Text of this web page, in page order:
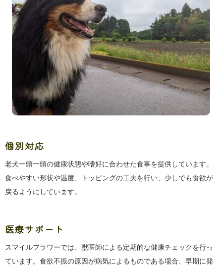
個別対応
老犬一頭一頭の健康状態や嗜好に合わせた食事を提供しています。
食べやすい形状や温度、トッピングの工夫を行い、少しでも食欲が
戻るようにしています。
医療サポート
スマイルフラワーでは、獣医師による定期的な健康チェックを行っ
ています。食欲不振の原因が病気によるものである場合、早期に発